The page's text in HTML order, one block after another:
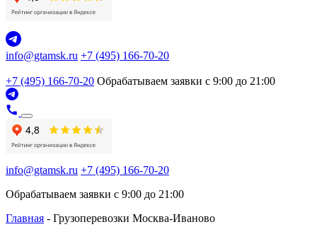
info@gtamsk.ru +7 (495) 166-70-20
+7 (495) 166-70-20 Обрабатываем заявки с 9:00 до 21:00
info@gtamsk.ru +7 (495) 166-70-20
Обрабатываем заявки с 9:00 до 21:00
Главная - Грузоперевозки Москва-Иваново